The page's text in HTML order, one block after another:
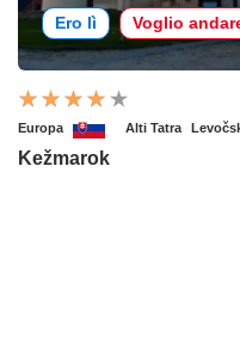
Ero lì Voglio
Europa Alti Tatra
Kežmarok